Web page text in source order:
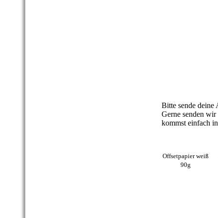
Bitte sende deine
Gerne senden
kommst einfach
Offsetpapier weiß
90g